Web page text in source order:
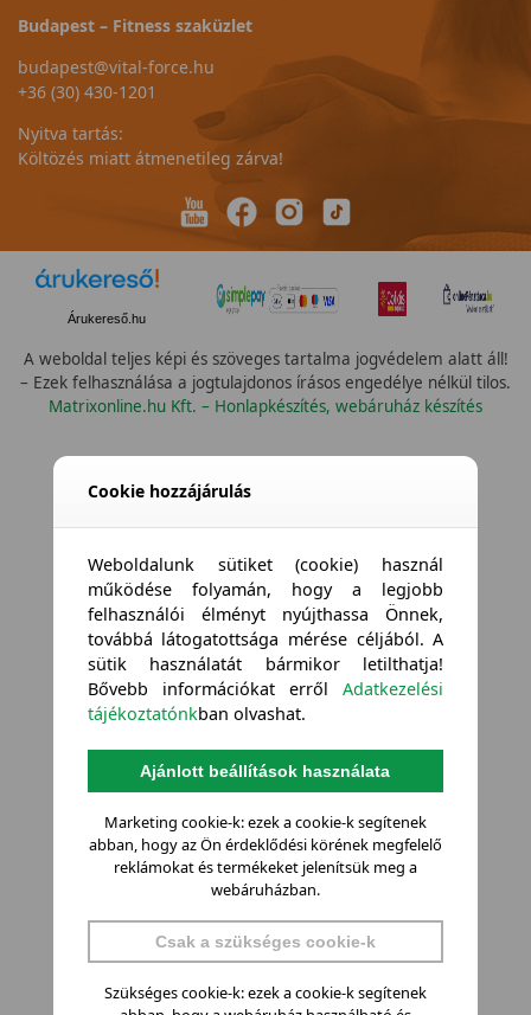
Budapest – Fitness szaküzlet
budapest@vital-force.hu
+36 (30) 430-1201
Nyitva tartás:
Költözés miatt átmenetileg zárva!
Árukereső.hu
A weboldal teljes képi és szöveges tartalma jogvédelem alatt áll!
– Ezek felhasználása a jogtulajdonos írásos engedélye nélkül tilos.
Matrixonline.hu Kft. – Honlapkészítés, webáruház készítés
Cookie hozzájárulás
Weboldalunk sütiket (cookie) használ
működése folyamán, hogy a legjobb
felhasználói élményt nyújthassa Önnek,
továbbá látogatottsága mérése céljából. A
sütik használatát bármikor letilthatja!
Bővebb információkat errőlAdatkezelési
tájékoztatónkban olvashat.
Ajánlott beállítások használata
Marketing cookie-k: ezek a cookie-k segítenek
abban, hogy az Ön érdeklődési körének megfelelő
reklámokat és termékeket jelenítsük meg a
webáruházban.
Csak a szükséges cookie-k
Szükséges cookie-k: ezek a cookie-k segítenek